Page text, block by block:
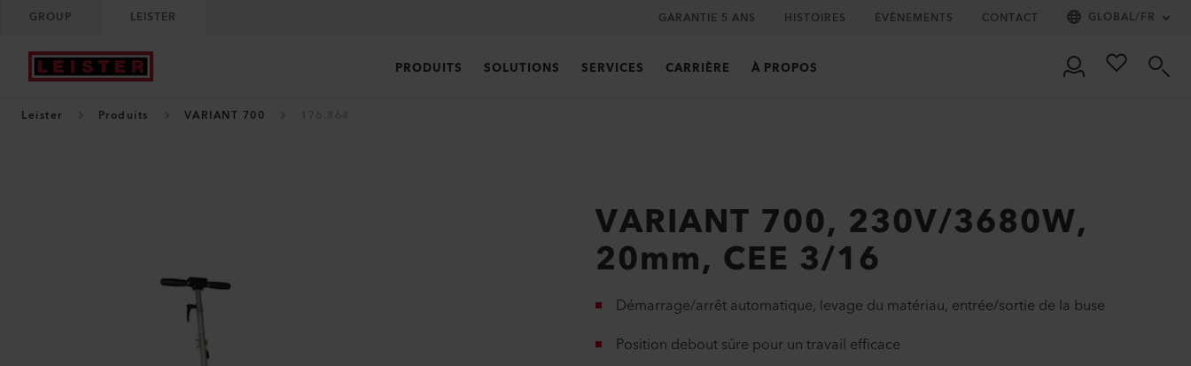
GROUP LEISTER GARANTIE 5 ANS HISTOIRES ÉVÈNEMENTS CONTACT GLOBAL/FR
PRODUITS SOLUTIONS SERVICES CARRIÈRE À PROPOS
Leister Produits VARIANT 700
VARIANT 700, 230V/3680W,
20mm, CEE 3/16
Démarrage/arrêt automatique, levage du matériau, entrée/sortie de la buse
Position debout sûre pour un travail efficace